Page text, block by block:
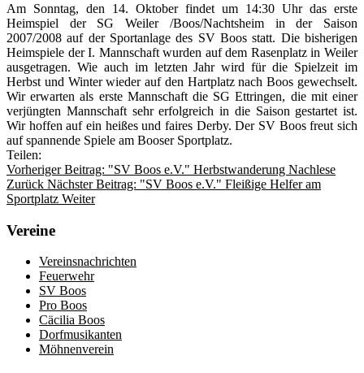
Am Sonntag, den 14. Oktober findet um 14:30 Uhr das erste
Heimspiel der SG Weiler /Boos/Nachtsheim in der Saison
2007/2008 auf der Sportanlage des SV Boos statt. Die bisherigen
Heimspiele der I. Mannschaft wurden auf dem Rasenplatz in Weiler
ausgetragen. Wie auch im letzten Jahr wird für die Spielzeit im
Herbst und Winter wieder auf den Hartplatz nach Boos gewechselt.
Wir erwarten als erste Mannschaft die SG Ettringen, die mit einer
verjüngten Mannschaft sehr erfolgreich in die Saison gestartet ist.
Wir hoffen auf ein heißes und faires Derby. Der SV Boos freut sich
auf spannende Spiele am Booser Sportplatz.
Teilen:
Vorheriger Beitrag: "SV Boos e.V." Herbstwanderung Nachlese
Zurück Nächster Beitrag: "SV Boos e.V." Fleißige Helfer am
Sportplatz Weiter
Vereine
Vereinsnachrichten
Feuerwehr
SV Boos
Pro Boos
Cäcilia Boos
Dorfmusikanten
Möhnenverein